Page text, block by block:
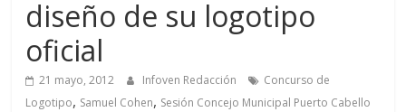
diseño de su logotipo
oficial
21 mayo, 2012 Infoven Redacción
Concurso de
Logotipo, Samuel Cohen, Sesión Concejo Municipal Puerto Cabello